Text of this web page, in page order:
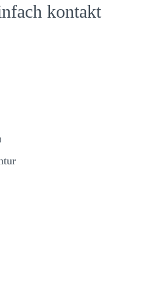
kontakt